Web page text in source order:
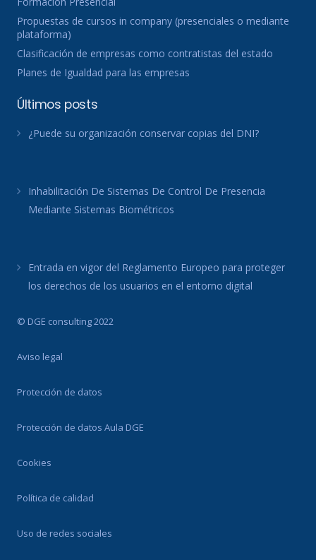
Propuestas de cursos in company (presenciales o mediante
plataforma)
Clasificación de empresas como contratistas del estado
Planes de Igualdad para las empresas
Últimos posts
¿Puede su organización conservar copias del DNI?
Inhabilitación De Sistemas De Control De Presencia
Mediante Sistemas Biométricos
Entrada en vigor del Reglamento Europeo para proteger
los derechos de los usuarios en el entorno digital
© DGE consulting 2022
Aviso legal
Protección de datos
Protección de datos Aula DGE
Cookies
Política de calidad
Uso de redes sociales